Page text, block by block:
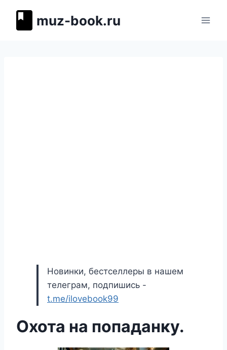
muz-book.ru
Новинки, бестселлеры в нашем
телеграм, подпишись -
t.me/ilovebook99
Охота на попаданку.